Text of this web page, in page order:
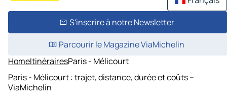
S'inscrire à notre Newsletter
Parcourir le Magazine ViaMichelin
HomeItinérairesParis - Mélicourt
Paris - Mélicourt : trajet, distance, durée et coûts –
ViaMichelin